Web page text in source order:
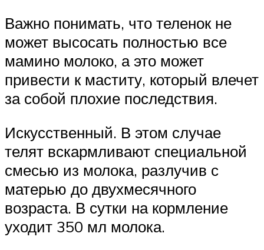
Важно понимать, что теленок не
может высосать полностью все
мамино молоко, а это может
привести к маститу, который влечет
за собой плохие последствия.
Искусственный. В этом случае
телят вскармливают специальной
смесью из молока, разлучив с
матерью до двухмесячного
возраста. В сутки на кормление
уходит 350 мл молока.